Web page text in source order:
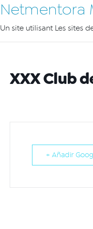
Netmentora
Un site utilisant Les sites
XXX Club
+ Añadir